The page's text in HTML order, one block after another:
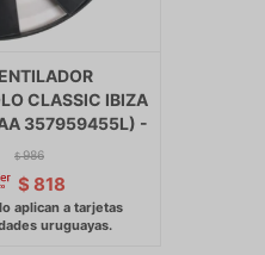
CLASSIC IBIZA
357959455L) -
$ 986
$ 818